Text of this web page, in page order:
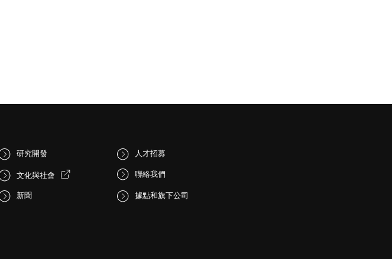
研究開發
文化與社會
新聞
人才招募
聯絡我們
據點和旗下公司